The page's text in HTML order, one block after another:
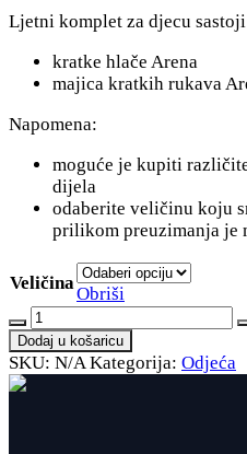
Ljetni komplet za djecu sastoji
kratke hlače Arena
majica kratkih rukava
Napomena:
moguće je kupiti
dijela
odaberite veličinu koju
prilikom preuzimanja je
Veličina
Obriši
Arena
ljetni
komplet
-
Dodaj u košaricu
SKU: N/A Kategorija: Odjeća